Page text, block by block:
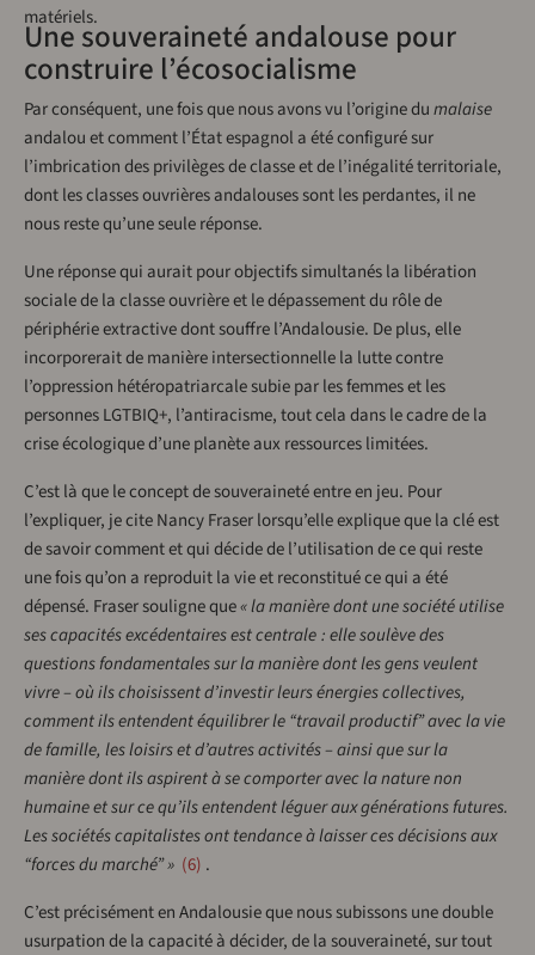
matériels.
Une souveraineté andalouse pour
construire l’écosocialisme
Par conséquent, une fois que nous avons vu l’origine dumalaise
andalou et comment l’État espagnol a été configuré sur
l’imbrication des privilèges de classe et de l’inégalité territoriale,
dont les classes ouvrières andalouses sont les perdantes, il ne
nous reste qu’une seule réponse.
Une réponse qui aurait pour objectifs simultanés la libération
sociale de la classe ouvrière et le dépassement du rôle de
périphérie extractive dont souffre l’Andalousie. De plus, elle
incorporerait de manière intersectionnelle la lutte contre
l’oppression hétéropatriarcale subie par les femmes et les
personnes LGTBIQ+, l’antiracisme, tout cela dans le cadre de la
crise écologique d’une planète aux ressources limitées.
C’est là que le concept de souveraineté entre en jeu. Pour
l’expliquer, je cite Nancy Fraser lorsqu’elle explique que la clé est
de savoir comment et qui décide de l’utilisation de ce qui reste
une fois qu’on a reproduit la vie et reconstitué ce qui a été
dépensé. Fraser souligne que« la manière dont une société utilise
ses capacités excédentaires est centrale : elle soulève des
questions fondamentales sur la manière dont les gens veulent
vivre – où ils choisissent d’investir leurs énergies collectives,
comment ils entendent équilibrer le “travail productif” avec la vie
de famille, les loisirs et d’autres activités – ainsi que sur la
manière dont ils aspirent à se comporter avec la nature non
humaine et sur ce qu’ils entendent léguer aux générations futures.
Les sociétés capitalistes ont tendance à laisser ces décisions aux
“forces du marché” » 6 .
C’est précisément en Andalousie que nous subissons une double
usurpation de la capacité à décider, de la souveraineté, sur tout